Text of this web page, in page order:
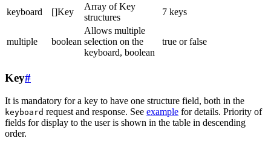
keyboard []Key
Array of Key
structures
7 keys
multiple boolean
Allows multiple
selection on the
keyboard, boolean
true or false
Key#
It is mandatory for a key to have one structure field, both in the
keyboard request and response. See example for details. Priority of
fields for display to the user is shown in the table in descending
order.